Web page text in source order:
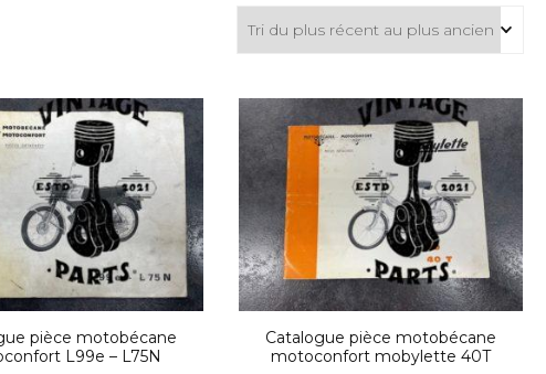
pièce motobécane
L99e – L75N
Catalogue pièce motobécane
motoconfort mobylette 40T